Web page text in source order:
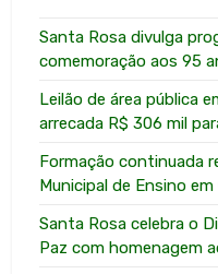
Santa Rosa divulga
comemoração aos 95
Leilão de área pública
arrecada R$ 306 mil
Formação continuada
Municipal de Ensino
Santa Rosa celebra o
Paz com homenagem